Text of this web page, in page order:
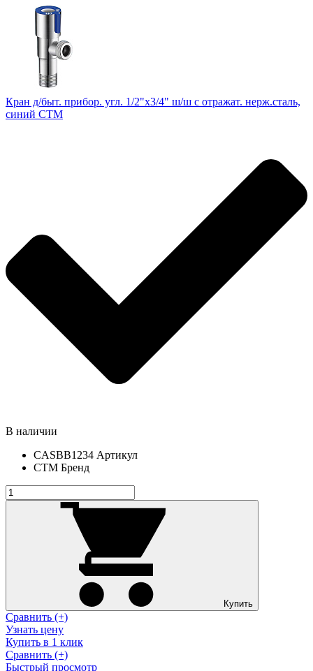
Кран д/быт. прибор. угл. 1/2"х3/4" ш/ш с отражат. нерж.сталь,
синий СТМ
В наличии
CASBB1234 Артикул
СТМ Бренд
Купить
Сравнить (+)
Узнать цену
Купить в 1 клик
Сравнить (+)
Быстрый просмотр